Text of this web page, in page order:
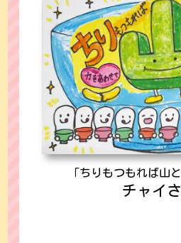
「ちりもつもれば山
チャイ